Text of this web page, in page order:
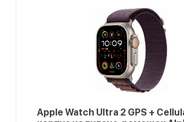
Apple Watch Ultra 2 GPS +